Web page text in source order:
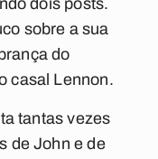
dois posts.
sobre a sua
do
casal Lennon.
tantas vezes
de John e de